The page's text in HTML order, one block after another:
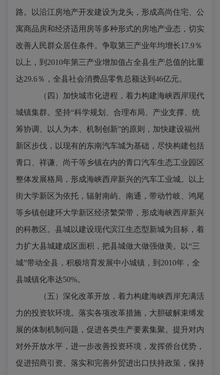
路。以沿江房地产开发建设为龙头，形成高尚住宅、公
寓商品房和经济适用房等多种形式的房地产业态，切实
改善人民群众居住条件。争取第三产业年均增长17.9％
以上，到 2010年第三产业增加值占全县生产总值的比重
达29.6％，全县社会消费品零售总额达到 46亿元。
（四）加快城市化进程，着力构建海峡西岸现代
城镇集群。 坚持“科学规划、合理布局、产业支撑、统
筹协调、以人为本、机制创新”的原则，加快建设福州
新区步伐，以现有的东南汽车城为基础，尽快构建包括
青口、祥谦、尚干等乡镇在内的青口汽车生态工业园区
整体发展格局，形成海峡西岸新兴的汽车工业城。以上
街大学新区为依托，辐射南屿、南通，带动竹岐、鸿尾
等乡镇创建环大学新区经济繁荣带，形成海峡西岸新兴
的科教区。县城以建设现代滨江生态型新城为目标，着
力扩大县城建成区面积，把县城做大做强做美。以“三
城”带动全县，积极培育发展中小城镇，到 2010年，全
县城镇化率达50%。
（五）深化改革开放，着力构建海峡西岸充满活
力的投资软环境。 落实各项改革措施，大胆破解束缚发
展的体制机制问题，促进各类生产要素集聚。提升对内
对外开放水平，进一步改善投资环境，发挥侨台优势，
促进招商引资。落实和完善外贸进出口扶持政策，保持